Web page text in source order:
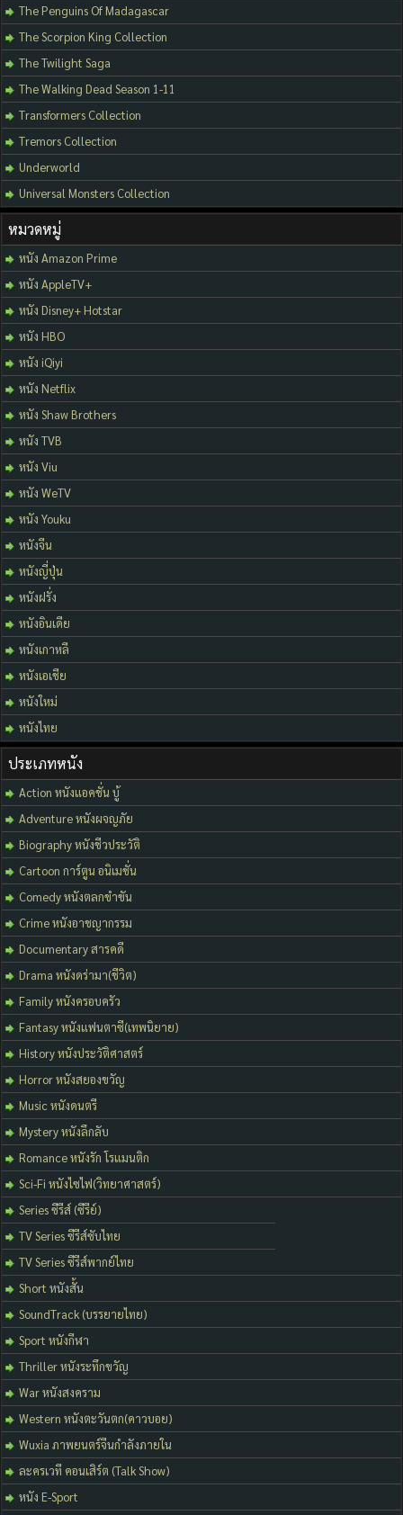
The Penguins Of Madagascar
The Scorpion King Collection
The Twilight Saga
The Walking Dead Season 1-11
Transformers Collection
Tremors Collection
Underworld
Universal Monsters Collection
หมวดหมู่
หนัง Amazon Prime
หนัง AppleTV+
หนัง Disney+ Hotstar
หนัง HBO
หนัง iQiyi
หนัง Netflix
หนัง Shaw Brothers
หนัง TVB
หนัง Viu
หนัง WeTV
หนัง Youku
หนังจีน
หนังญี่ปุ่น
หนังฝรั่ง
หนังอินเดีย
หนังเกาหลี
หนังเอเชีย
หนังใหม่
หนังไทย
ประเภทหนัง
Action หนังแอคชั่น บู้
Adventure หนังผจญภัย
Biography หนังชีวประวัติ
Cartoon การ์ตูน อนิเมชั่น
Comedy หนังตลกขำขัน
Crime หนังอาชญากรรม
Documentary สารคดี
Drama หนังดร่ามา(ชีวิต)
Family หนังครอบครัว
Fantasy หนังแฟนตาซี(เทพนิยาย)
History หนังประวัติศาสตร์
Horror หนังสยองขวัญ
Music หนังดนตรี
Mystery หนังลึกลับ
Romance หนังรัก โรแมนติก
Sci-Fi หนังไซไฟ(วิทยาศาสตร์)
Series ซีรีส์ (ซีรีย์)
TV Series ซีรีส์ซับไทย
TV Series ซีรีส์พากย์ไทย
Short หนังสั้น
SoundTrack (บรรยายไทย)
Sport หนังกีฬา
Thriller หนังระทึกขวัญ
War หนังสงคราม
Western หนังตะวันตก(คาวบอย)
Wuxia ภาพยนตร์จีนกำลังภายใน
ละครเวที คอนเสิร์ต (Talk Show)
หนัง E-Sport